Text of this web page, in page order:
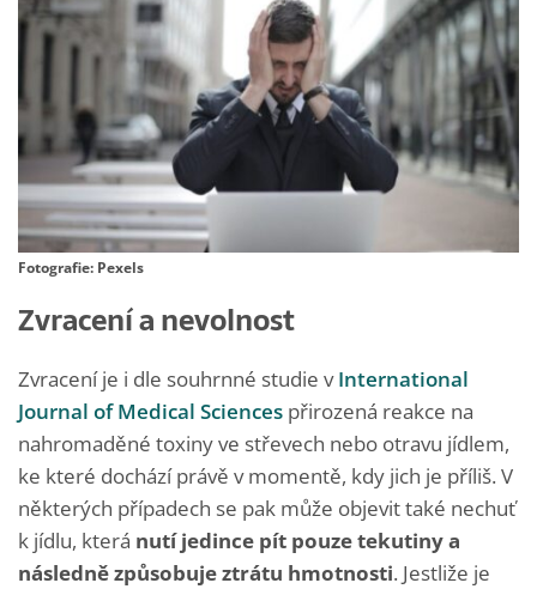
Fotografie: Pexels
Zvracení a nevolnost
Zvracení je i dle souhrnné studie vInternational
Journal of Medical Sciences přirozená reakce na
nahromaděné toxiny ve střevech nebo otravu jídlem,
ke které dochází právě v momentě, kdy jich je příliš. V
některých případech se pak může objevit také nechuť
k jídlu, která nutí jedince pít pouze tekutiny a
následně způsobuje ztrátu hmotnosti. Jestliže je